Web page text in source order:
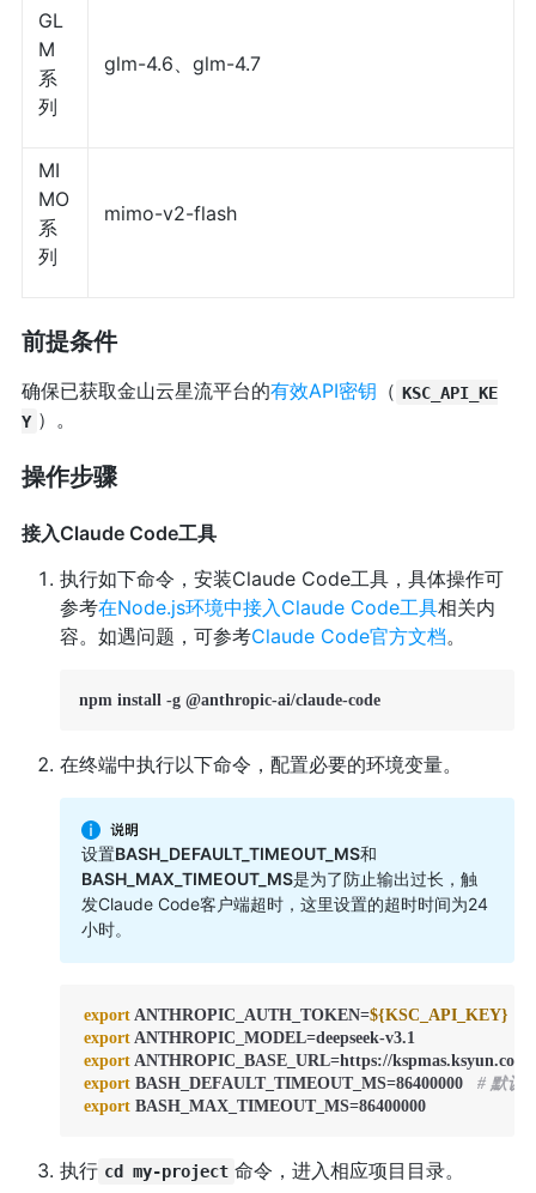
GL
M
系
列
glm-4.6、glm-4.7
MI
MO
系
列
mimo-v2-flash
前提条件
确保已获取金山云星流平台的有效API密钥 （ KSC_API_KE
Y ）。
操作步骤
接入Claude Code工具
执行如下命令，安装Claude Code工具，具体操作可
参考在Node.js环境中接入Claude Code工具相关内
容。如遇问题，可参考Claude Code官方文档。
npm install -g @anthropic-ai/claude-code
在终端中执行以下命令，配置必要的环境变量。
设置BASH_DEFAULT_TIMEOUT_MS和
BASH_MAX_TIMEOUT_MS是为了防止输出过长，触
发Claude Code客户端超时，这里设置的超时时间为24
小时。
export ANTHROPIC_AUTH_TOKEN=${KSC_API_KEY}
export ANTHROPIC_MODEL=deepseek-v3.1
export ANTHROPIC_BASE_URL=https://kspmas.ksyun.com
export BASH_DEFAULT_TIMEOUT_MS=86400000 # 默认
export BASH_MAX_TIMEOUT_MS=86400000
执行 cd my-project 命令，进入相应项目目录。